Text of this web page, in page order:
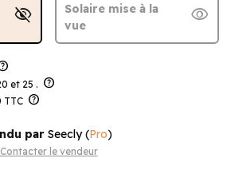
visibility_off
Solaire mise à la
vue
visibility
et 25 . help
TTC help
par Seecly(Pro)
Contacter le vendeur